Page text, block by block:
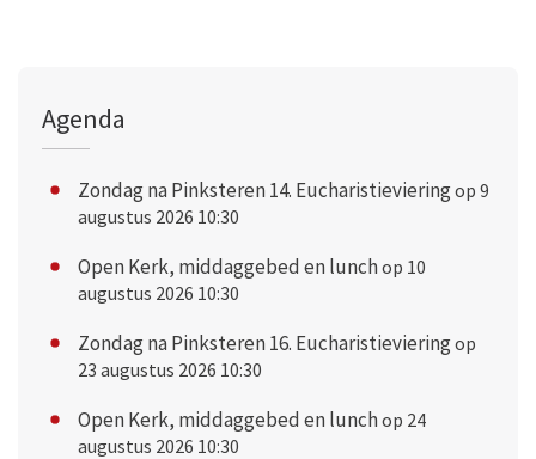
Agenda
Zondag na Pinksteren 14. Eucharistievieringop 9
augustus 2026 10:30
Open Kerk, middaggebed en lunchop 10
augustus 2026 10:30
Zondag na Pinksteren 16. Eucharistievieringop
23 augustus 2026 10:30
Open Kerk, middaggebed en lunchop 24
augustus 2026 10:30